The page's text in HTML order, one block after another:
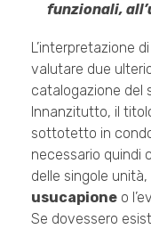
funzionali,
L’interpretazione
valutare due
catalogazione del
Innanzitutto, il
sottotetto in
necessario quindi
delle singole
usucapione o
Se dovessero